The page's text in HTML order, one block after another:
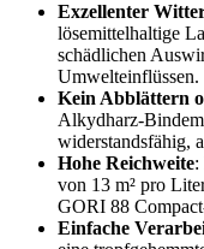
Exzellenter
lösemittelhaltige
schädlichen
Umwelteinflüssen.
Kein Abblättern
Alkydharz-
widerstandsfähig,
Hohe Reichweite:
von 13 m² pro
GORI 88
Einfache